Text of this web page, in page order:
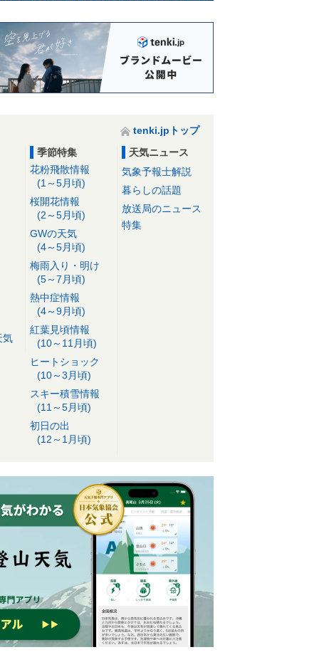
tenki.jpトップ
気
季節特集
花粉飛散情報
(1～5月頃)
桜開花情報
(2～5月頃)
GWの天気
(4～5月頃)
梅雨入り・明け
(5～7月頃)
熱中症情報
(4～9月頃)
紅葉見頃情報
(10～11月頃)
ヒートショック
(10～3月頃)
スキー積雪情報
(11～5月頃)
初日の出
(12～1月頃)
天気ニュース
気象予報士解説
暮らしの話題
放送局のニュース
特集